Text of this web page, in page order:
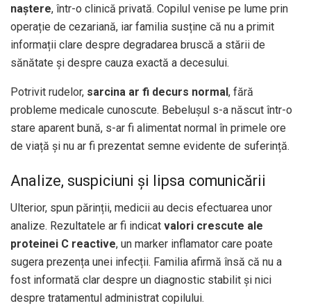
naștere, într-o clinică privată. Copilul venise pe lume prin
operație de cezariană, iar familia susține că nu a primit
informații clare despre degradarea bruscă a stării de
sănătate și despre cauza exactă a decesului.
Potrivit rudelor, sarcina ar fi decurs normal , fără
probleme medicale cunoscute. Bebelușul s-a născut într-o
stare aparent bună, s-ar fi alimentat normal în primele ore
de viață și nu ar fi prezentat semne evidente de suferință.
Analize, suspiciuni și lipsa comunicării
Ulterior, spun părinții, medicii au decis efectuarea unor
analize. Rezultatele ar fi indicat valori crescute ale
proteinei C reactive, un marker inflamator care poate
sugera prezența unei infecții. Familia afirmă însă că nu a
fost informată clar despre un diagnostic stabilit și nici
despre tratamentul administrat copilului.